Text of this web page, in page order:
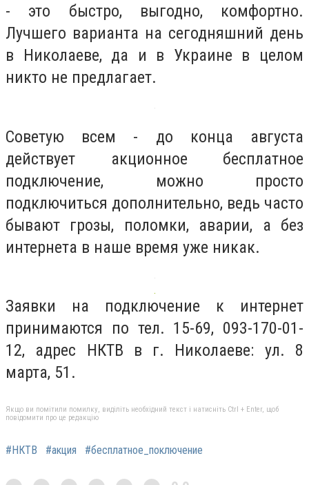
- это быстро, выгодно, комфортно.
Лучшего варианта на сегодняшний день
в Николаеве, да и в Украине в целом
никто не предлагает.
Советую всем - до конца августа
действует акционное бесплатное
подключение, можно просто
подключиться дополнительно, ведь часто
бывают грозы, поломки, аварии, а без
интернета в наше время уже никак.
Заявки на подключение к интернет
принимаются по тел. 15-69, 093-170-01-
12, адрес НКТВ в г. Николаеве: ул. 8
марта, 51.
Якщо ви помітили помилку, виділіть необхідний текст і натисніть Ctrl + Enter, щоб
повідомити про це редакцію
#НКТВ #акция #бесплатное_поключение